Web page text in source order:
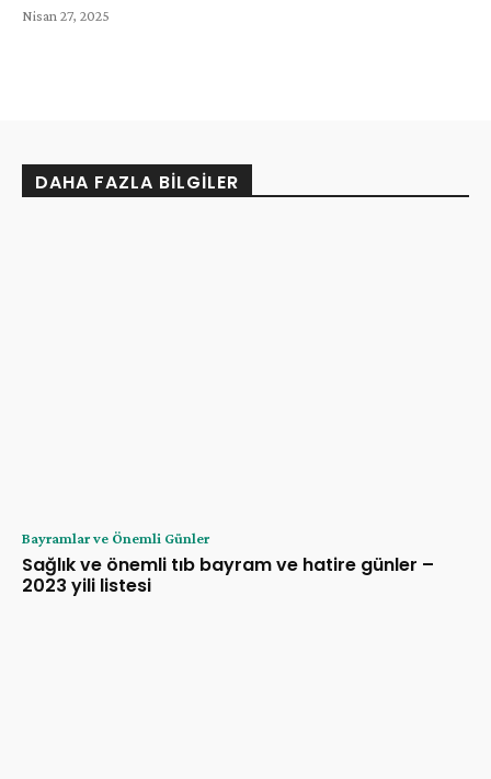
Nisan 27, 2025
DAHA FAZLA BILGILER
Bayramlar ve Önemli Günler
Sağlık ve önemli tıb bayram ve hatire günler –
2023 yili listesi